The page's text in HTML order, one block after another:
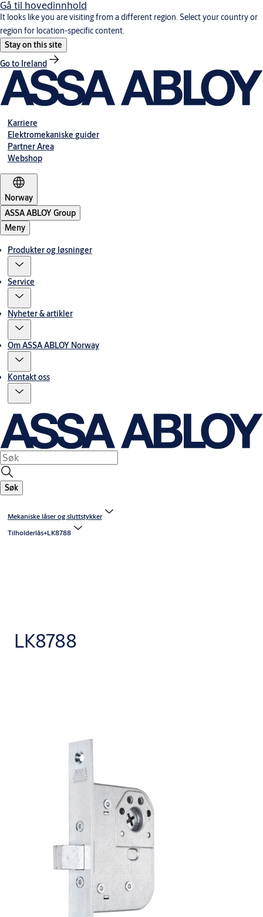
Gå til hovedinnhold
It looks like you are visiting from a different region. Select your country or
region for location-specific content.
Stay on this site
Go to Ireland
Karriere
Elektromekaniske guider
Partner Area
Webshop
Norway
ASSA ABLOY Group
Meny
Produkter og løsninger
Service
Nyheter & artikler
Om ASSA ABLOY Norway
Kontakt oss
Søk
Mekaniske låser og sluttstykker
Tilholderlås+LK8788
LK8788